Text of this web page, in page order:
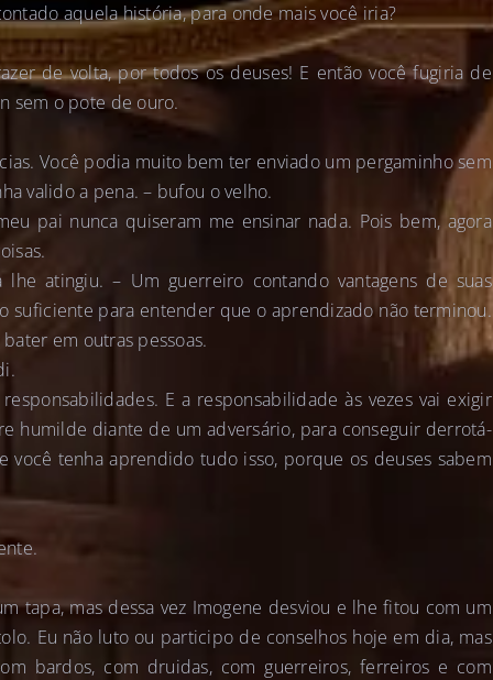
aquela história, para onde mais você iria?
de volta, por todos os deuses! E então você fugiria de
sem o pote de ouro.
Você podia muito bem ter enviado um pergaminho sem
valido a pena. – bufou o velho.
pai nunca quiseram me ensinar nada. Pois bem, agora
atingiu. – Um guerreiro contando vantagens de suas
suficiente para entender que o aprendizado não terminou.
em outras pessoas.
E a responsabilidade às vezes vai exigir
humilde diante de um adversário, para conseguir derrotá-
você tenha aprendido tudo isso, porque os deuses sabem
tapa, mas dessa vez Imogene desviou e lhe fitou com um
Eu não luto ou participo de conselhos hoje em dia, mas
bardos, com druidas, com guerreiros, ferreiros e com